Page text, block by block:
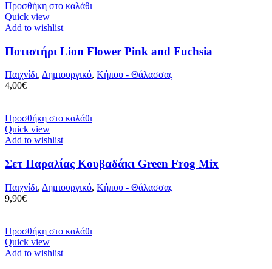
Προσθήκη στο καλάθι
Quick view
Add to wishlist
Ποτιστήρι Lion Flower Pink and Fuchsia
Παιχνίδι, Δημιουργικό, Κήπου - Θάλασσας
4,00€
Προσθήκη στο καλάθι
Quick view
Add to wishlist
Σετ Παραλίας Κουβαδάκι Green Frog Mix
Παιχνίδι, Δημιουργικό, Κήπου - Θάλασσας
9,90€
Προσθήκη στο καλάθι
Quick view
Add to wishlist